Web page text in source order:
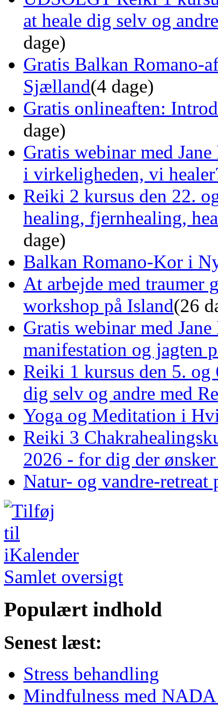
at heale dig selv og
dage)
Gratis Balkan Romano-
Sjælland(4 dage)
Gratis onlineaften:
dage)
Gratis webinar med
i virkeligheden, vi
Reiki 2 kursus den 22.
healing, fjernhealing,
dage)
Balkan Romano-Kor i
At arbejde med traumer
workshop på Island(26
Gratis webinar med
manifestation og jagten
Reiki 1 kursus den 5.
dig selv og andre med
Yoga og Meditation i
Reiki 3
2026 - for dig der
Natur- og vandre-retreat
Samlet oversigt
Populært indhold
Senest læst:
Stress behandling
Mindfulness med